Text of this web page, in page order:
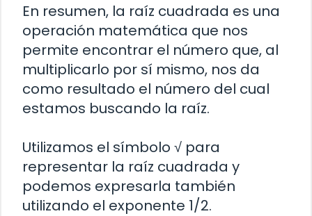
En resumen, la raíz cuadrada es una
operación matemática que nos
permite encontrar el número que, al
multiplicarlo por sí mismo, nos da
como resultado el número del cual
estamos buscando la raíz.
Utilizamos el símbolo √ para
representar la raíz cuadrada y
podemos expresarla también
utilizando el exponente 1/2.